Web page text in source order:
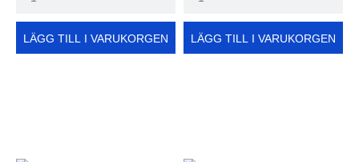
LÄGG TILL I VARUKORGEN LÄGG TILL I VARUKORGEN